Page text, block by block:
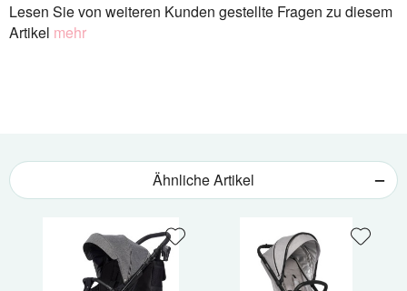
Lesen Sie von weiteren Kunden gestellte Fragen zu diesem
Artikel mehr
Ähnliche Artikel